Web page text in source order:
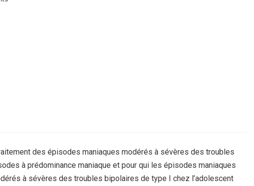
des épisodes maniaques modérés à sévères des troubles
à prédominance maniaque et pour qui les épisodes maniaques
à sévères des troubles bipolaires de type I chez l’adolescent